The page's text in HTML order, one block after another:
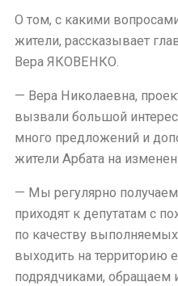
О том, с какими
жители, рассказывает
Вера ЯКОВЕНКО.
— Вера Николаевна,
вызвали большой
много предложений и
жители Арбата на
— Мы регулярно получаем
приходят к депутатам с
по качеству
выходить на территорию
подрядчиками, обращаем